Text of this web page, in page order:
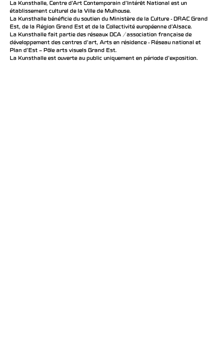
La Kunsthalle, Centre d’Art Contemporain d’Intérêt National est un
établissement culturel de la Ville de Mulhouse.
La Kunsthalle bénéficie du soutien du Ministère de la Culture - DRAC Grand
Est, de la Région Grand Est et de la Collectivité européenne d’Alsace.
La Kunsthalle fait partie des réseaux DCA / association française de
développement des centres d'art, Arts en résidence - Réseau national et
Plan d’Est – Pôle arts visuels Grand Est.
La Kunsthalle est ouverte au public uniquement en période d'exposition.